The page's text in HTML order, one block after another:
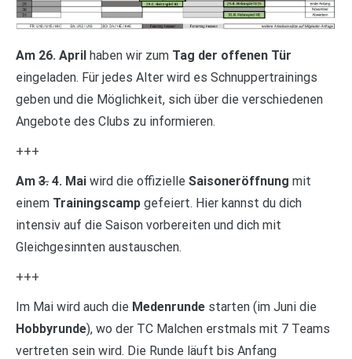
Am 26. April haben wir zum Tag der offenen Tür
eingeladen. Für jedes Alter wird es Schnuppertrainings
geben und die Möglichkeit, sich über die verschiedenen
Angebote des Clubs zu informieren.
+++
Am 3. 4. Mai wird die offizielle Saisoneröffnung mit
einem Trainingscamp gefeiert. Hier kannst du dich
intensiv auf die Saison vorbereiten und dich mit
Gleichgesinnten austauschen.
+++
Im Mai wird auch die Medenrunde starten (im Juni die
Hobbyrunde), wo der TC Malchen erstmals mit 7 Teams
vertreten sein wird. Die Runde läuft bis Anfang